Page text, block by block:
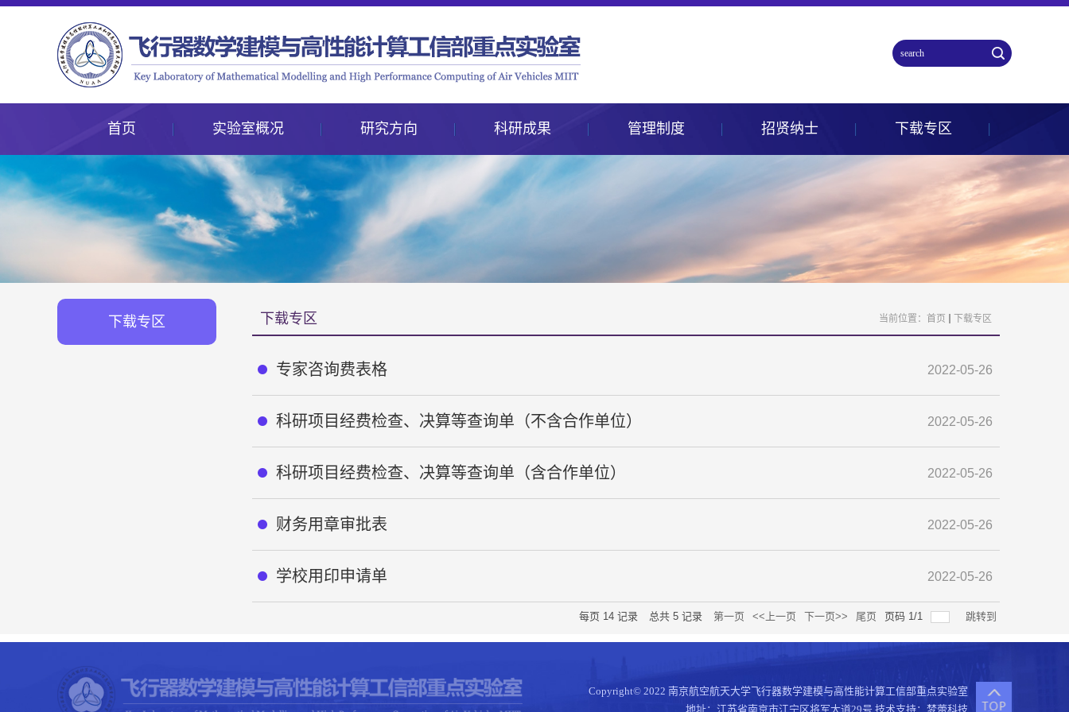
首页 实验室概况 研究方向 科研成果 管理制度 招贤纳士 下载专区
下载专区 下载专区 当前位置： 首页 下载专区
专家咨询费表格 2022-05-26
科研项目经费检查、决算等查询单（不含合作单位） 2022-05-26
科研项目经费检查、决算等查询单（含合作单位） 2022-05-26
财务用章审批表 2022-05-26
学校用印申请单 2022-05-26
每页 14 记录 总共 5 记录 第一页 <<上一页 下一页>> 尾页 页码 1/1 跳转到
Copyright© 2022 南京航空航天大学飞行器数学建模与高性能计算工信部重点实验室
地址：江苏省南京市江宁区将军大道29号 技术支持： 梦蕾科技